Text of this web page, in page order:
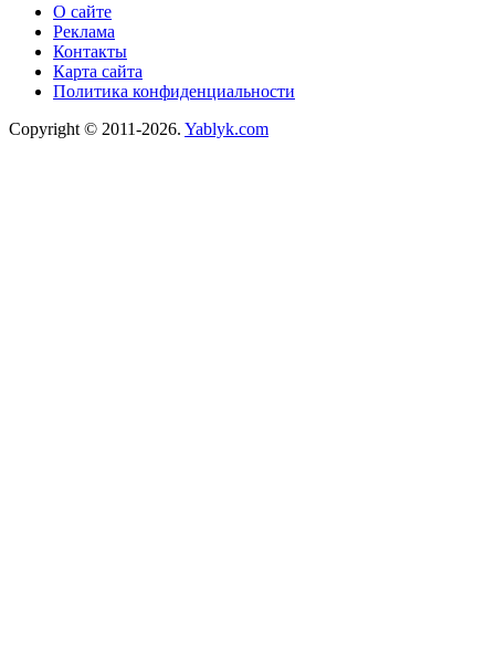
О сайте
Реклама
Контакты
Карта сайта
Политика конфиденциальности
Copyright © 2011-2026. Yablyk.сom